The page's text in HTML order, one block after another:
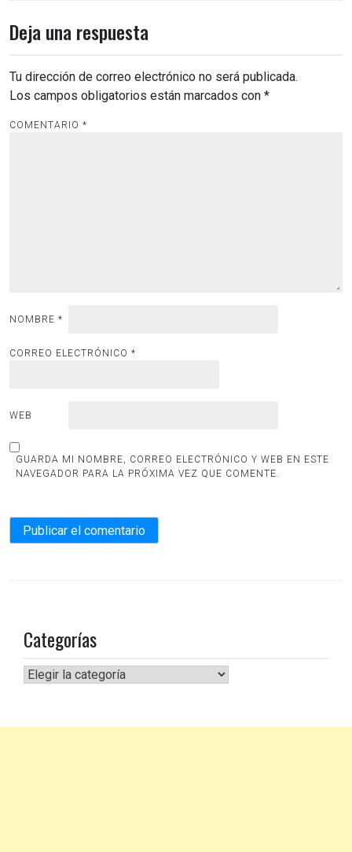
Deja una respuesta
Tu dirección de correo electrónico no será publicada.
Los campos obligatorios están marcados con *
COMENTARIO *
NOMBRE *
CORREO ELECTRÓNICO *
WEB
GUARDA MI NOMBRE, CORREO ELECTRÓNICO Y WEB EN ESTE
NAVEGADOR PARA LA PRÓXIMA VEZ QUE COMENTE.
Categorías
Categorías